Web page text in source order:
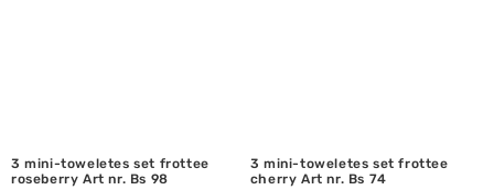
3 mini-toweletes set frottee
roseberry Art nr. Bs 98
3 mini-toweletes set frottee
cherry Art nr. Bs 74